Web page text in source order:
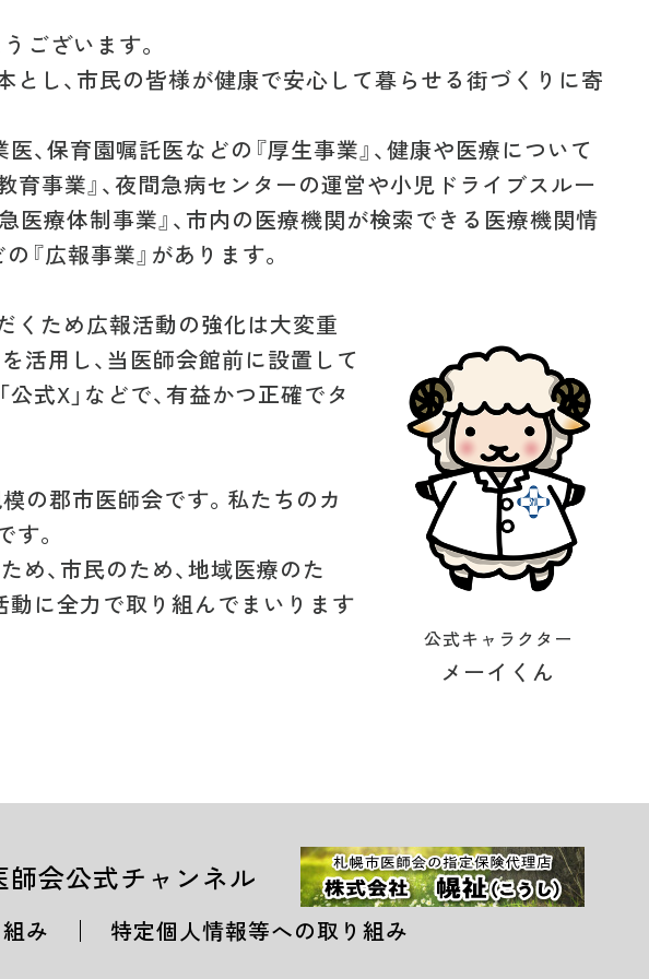
ございます。
し、市民の皆様が健康で安心して暮らせる街づくりに寄
、保育園嘱託医などの『厚生事業』、健康や医療について
事業』、夜間急病センターの運営や小児ドライブスルー
医療体制事業』、市内の医療機関が検索できる医療機関情
『広報事業』があります。
公式キャラクター
メーイくん
くため広報活動の強化は大変重
活用し、当医師会館前に設置して
式X」などで、有益かつ正確でタ
の郡市医師会です。私たちのカ
。
め、市民のため、地域医療のた
動に全力で取り組んでまいります
師会公式チャンネル
み
特定個人情報等への取り組み